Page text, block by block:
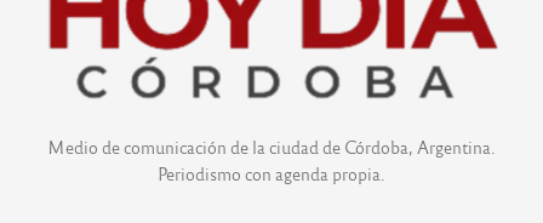
Medio de comunicación de la ciudad de Córdoba, Argentina.
Periodismo con agenda propia.